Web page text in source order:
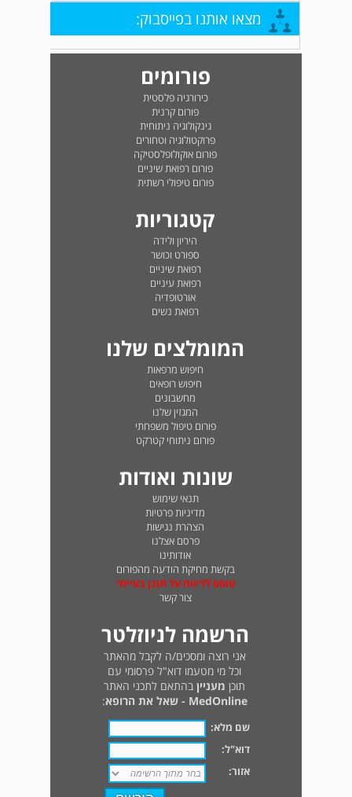
מצאו אותנו בפייסבוק:
פורומים
כירורגיה פלסטית
פורום קרנית
גינקולוגיה ניתוחית
פרוקטולוגיה וטחורים
פורום אוקולופלסטיקה
פורום רפואת שיניים
פורום טיפולי רשתית
קטגוריות
היריון ולידה
ספורט וכושר
רפואת שיניים
רפואת עיניים
אורטופדיה
רפואת נשים
המומלצים שלנו
חיפוש מרפאות
חיפוש רופאים
מחשבונים
המגזין שלנו
פורום טיפול משפחתי
פורום ניתוחי קטרקט
שונות ואודות
תנאי שימוש
מדיניות פרטיות
הצהרת נגישות
פרסם אצלנו
אודותינו
בקשת מחיקת הודעה מהפורום
טופס לדיווח על תוכן בעייתי
צור קשר
הרשמה לניוזלטר
אני רוצה ומסכים/ה לקבל מהאתר
וכל מי מטעמו דוא"ל פרסומי עם
תוכן מעניין בהתאם לתכני האתר
MedOnline - שאל את הרופא
:
שם מלא:
דוא"ל:
אזור: